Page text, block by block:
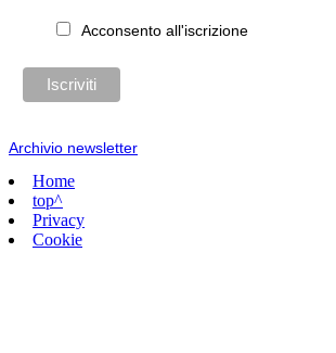
Acconsento all'iscrizione
Archivio newsletter
Home
top^
Privacy
Cookie